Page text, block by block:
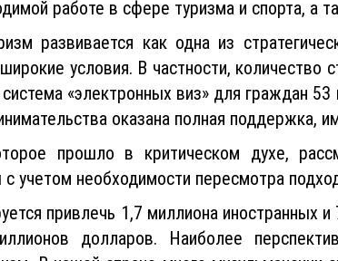
Президента Шавката Мирзиёева 9
работе в сфере туризма и спорта, а
развивается как одна из
условия. В частности,
«электронных виз» для граждан
оказана полная поддержка,
прошло в критическом духе,
с учетом необходимости пересмотра
привлечь 1,7 миллиона иностранных